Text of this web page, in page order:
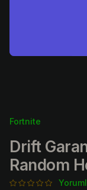
Fortnite
Drift
Random